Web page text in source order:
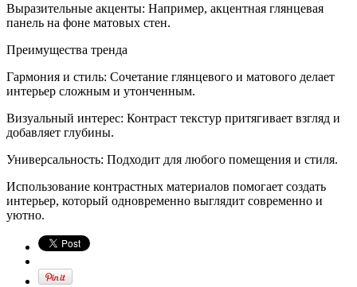
Выразительные акценты: Например, акцентная глянцевая
панель на фоне матовых стен.
Преимущества тренда
Гармония и стиль: Сочетание глянцевого и матового делает
интерьер сложным и утонченным.
Визуальный интерес: Контраст текстур притягивает взгляд и
добавляет глубины.
Универсальность: Подходит для любого помещения и стиля.
Использование контрастных материалов помогает создать
интерьер, который одновременно выглядит современно и
уютно.